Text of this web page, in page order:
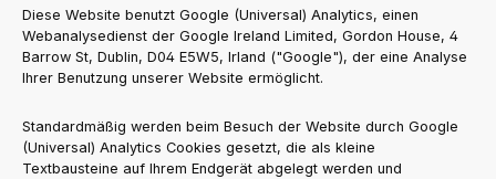
Diese Website benutzt Google (Universal) Analytics, einen
Webanalysedienst der Google Ireland Limited, Gordon House, 4
Barrow St, Dublin, D04 E5W5, Irland ("Google"), der eine Analyse
Ihrer Benutzung unserer Website ermöglicht.
Standardmäßig werden beim Besuch der Website durch Google
(Universal) Analytics Cookies gesetzt, die als kleine
Textbausteine auf Ihrem Endgerät abgelegt werden und